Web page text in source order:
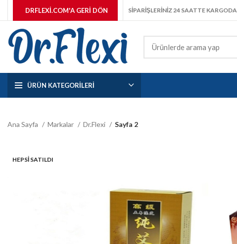
DRFLEXI.COM'A GERI DÖN SİPARİŞLERİNİZ 24 SAATTE KARGODA
ÜRÜN KATEGORILERI
Ana Sayfa Markalar Dr.Flexi Sayfa 2
HEPSI SATILDI